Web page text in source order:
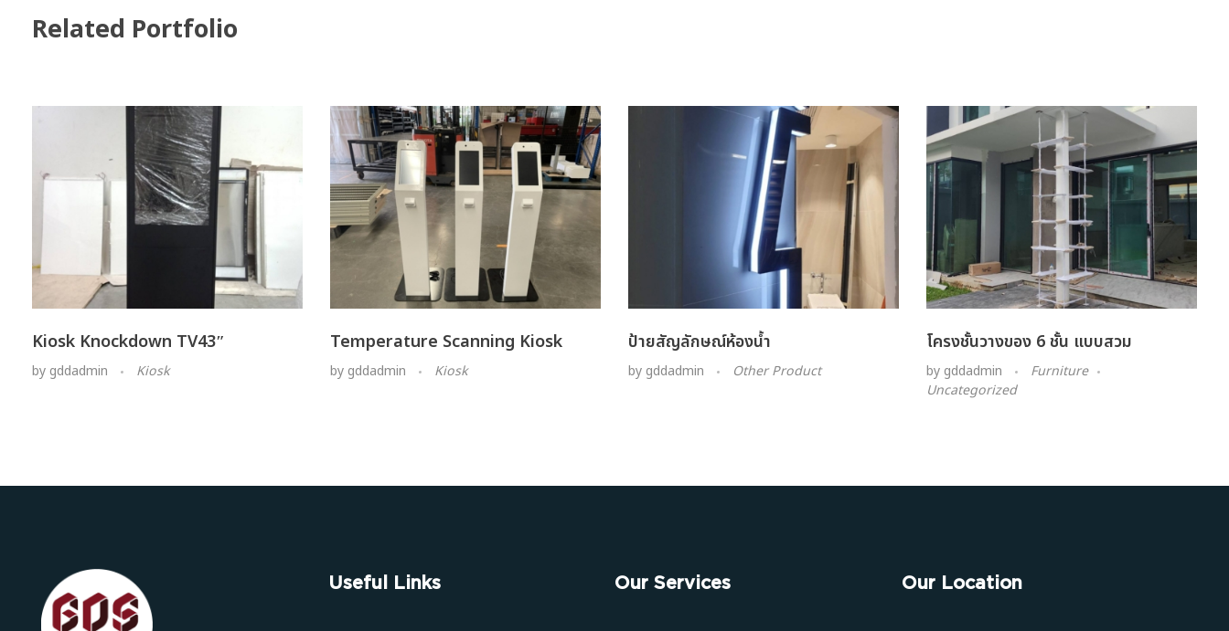
Related Portfolio
Kiosk Knockdown TV43″
by gddadmin Kiosk
Temperature Scanning Kiosk
by gddadmin Kiosk
ป้ายสัญลักษณ์ห้องน้ำ
by gddadmin Other Product
โครงชั้นวางของ 6 ชั้น แบบสวม
by gddadmin
Furniture
Uncategorized
Useful Links Our Services Our Location